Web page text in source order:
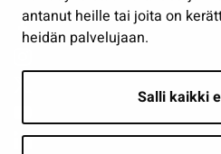
antanut heille tai joita on
heidän palvelujaan.
Salli kaikki